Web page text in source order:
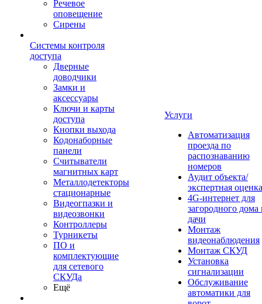
Речевое
оповещение
Сирены
Системы контроля
доступа
Дверные
доводчики
Замки и
аксессуары
Ключи и карты
доступа
Кнопки выхода
Кодонаборные
панели
Считыватели
магнитных карт
Металлодетекторы
стационарные
Видеогпазки и
видеозвонки
Контроллеры
Турникеты
ПО и
комплектующие
для сетевого
СКУДа
Ещё
Услуги
Автоматизация
проезда по
распознаванию
номеров
Аудит объекта/
экспертная оценка
4G-интернет для
загородного дома
дачи
Монтаж
видеонаблюдения
Монтаж СКУД
Установка
сигнализации
Обслуживание
автоматики для